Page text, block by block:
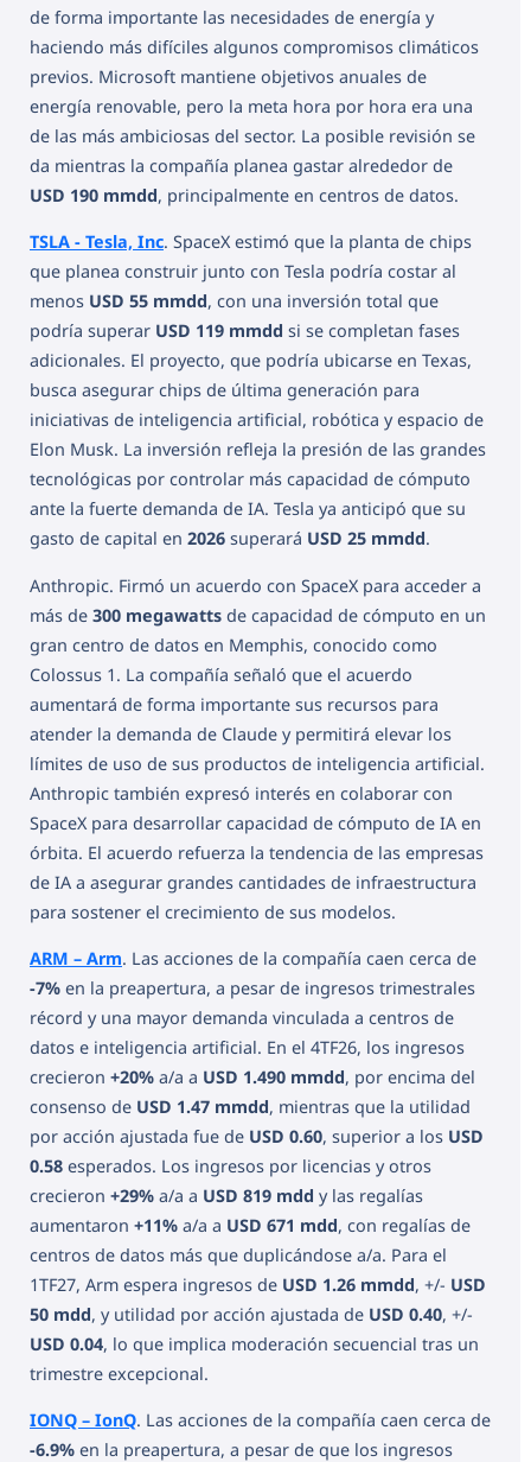
de forma importante las necesidades de energía y
haciendo más difíciles algunos compromisos climáticos
previos. Microsoft mantiene objetivos anuales de
energía renovable, pero la meta hora por hora era una
de las más ambiciosas del sector. La posible revisión se
da mientras la compañía planea gastar alrededor de
USD 190 mmdd, principalmente en centros de datos.
TSLA - Tesla, Inc. SpaceX estimó que la planta de chips
que planea construir junto con Tesla podría costar al
menos USD 55 mmdd, con una inversión total que
podría superar USD 119 mmdd si se completan fases
adicionales. El proyecto, que podría ubicarse en Texas,
busca asegurar chips de última generación para
iniciativas de inteligencia artificial, robótica y espacio de
Elon Musk. La inversión refleja la presión de las grandes
tecnológicas por controlar más capacidad de cómputo
ante la fuerte demanda de IA. Tesla ya anticipó que su
gasto de capital en 2026 superará USD 25 mmdd.
Anthropic. Firmó un acuerdo con SpaceX para acceder a
más de 300 megawatts de capacidad de cómputo en un
gran centro de datos en Memphis, conocido como
Colossus 1. La compañía señaló que el acuerdo
aumentará de forma importante sus recursos para
atender la demanda de Claude y permitirá elevar los
límites de uso de sus productos de inteligencia artificial.
Anthropic también expresó interés en colaborar con
SpaceX para desarrollar capacidad de cómputo de IA en
órbita. El acuerdo refuerza la tendencia de las empresas
de IA a asegurar grandes cantidades de infraestructura
para sostener el crecimiento de sus modelos.
ARM – Arm. Las acciones de la compañía caen cerca de
-7% en la preapertura, a pesar de ingresos trimestrales
récord y una mayor demanda vinculada a centros de
datos e inteligencia artificial. En el 4TF26, los ingresos
crecieron +20% a/a a USD 1.490 mmdd, por encima del
consenso de USD 1.47 mmdd, mientras que la utilidad
por acción ajustada fue de USD 0.60, superior a los USD
0.58 esperados. Los ingresos por licencias y otros
crecieron +29% a/a a USD 819 mdd y las regalías
aumentaron +11% a/a a USD 671 mdd, con regalías de
centros de datos más que duplicándose a/a. Para el
1TF27, Arm espera ingresos de USD 1.26 mmdd, +/- USD
50 mdd, y utilidad por acción ajustada de USD 0.40, +/-
USD 0.04, lo que implica moderación secuencial tras un
trimestre excepcional.
IONQ – IonQ. Las acciones de la compañía caen cerca de
-6.9% en la preapertura, a pesar de que los ingresos